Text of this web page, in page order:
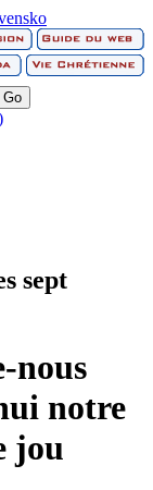
sept
nous
notre
jou